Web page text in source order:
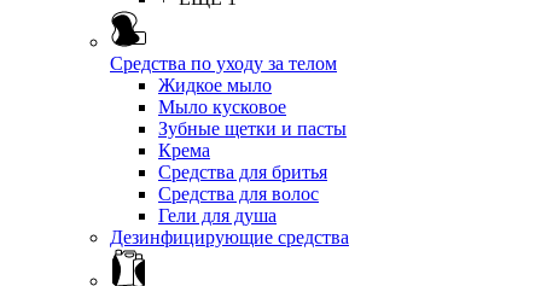
Средства по уходу за телом
Жидкое мыло
Мыло кусковое
Зубные щетки и пасты
Крема
Средства для бритья
Средства для волос
Гели для душа
Дезинфицирующие средства